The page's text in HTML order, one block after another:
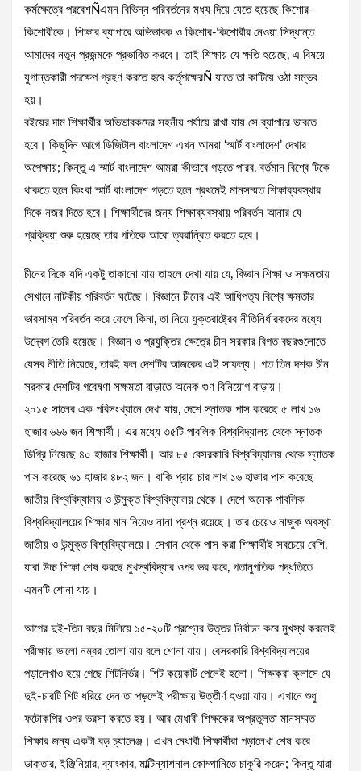
কর্মক্ষেত্রে প্রবেশÑএমন বিভিন্ন পরিবর্তনের মধ্য দিয়ে যেতে হয়েছে কিশোর-
কিশোরীকে। শিক্ষার ব্যাপারে অভিভাবক ও কিশোর-কিশোরীর নেওয়া সিদ্ধান্ত
আমাদের নতুন প্রজন্মকে প্রভাবিত করবে। তাই শিক্ষায় যে ক্ষতি হয়েছে, এ বিষয়ে
যুগান্তকারী পদক্ষেপ গ্রহণ করতে হবে কর্তৃপক্ষেরÑ যাতে তা কাটিয়ে ওঠা সম্ভব
হয়।
বইয়ের দাম শিক্ষার্থীর অভিভাবকদের সহনীয় পর্যায়ে রাখা যায় সে ব্যাপারে ভাবতে
হবে। কিছুদিন আগে ডিজিটাল বাংলাদেশ এখন আমরা ‘স্মার্ট বাংলাদেশ’ দেখার
অপেক্ষায়; কিন্তু এ স্মার্ট বাংলাদেশ আমরা কীভাবে গড়তে পারব, বর্তমান বিশ্বে টিকে
থাকতে হলে কিংবা স্মার্ট বাংলাদেশ গড়তে হলে প্রথমেই মানসম্মত শিক্ষাব্যবস্থার
দিকে নজর দিতে হবে। শিক্ষার্থীদের জন্য শিক্ষাব্যবস্থায় পরিবর্তন আনার যে
প্রক্রিয়া শুরু হয়েছে তার গতিকে আরো ত্বরান্বিত করতে হবে।
চীনের দিকে যদি একটু তাকানো যায় তাহলে দেখা যায় যে, বিজ্ঞান শিক্ষা ও সক্ষমতায়
সেখানে নাটকীয় পরিবর্তন ঘটেছে। বিজ্ঞানে চীনের এই আধিপত্য বিশ্বে ক্ষমতার
ভারসাম্য পরিবর্তন করে ফেলে কিনা, তা নিয়ে যুক্তরাষ্ট্রের নীতিনির্ধারকদের মধ্যে
উদ্বেগ তৈরি হয়েছে। বিজ্ঞান ও প্রযুক্তির ক্ষেত্রে চীন সরকার বিগত বছরগুলোতে
যেসব নীতি নিয়েছে, তারই ফল দেশটির আজকের এই সাফল্য। গত তিন দশক চীন
সরকার দেশটির গবেষণা সক্ষমতা বাড়াতে অনেক গুণ বিনিয়োগ বাড়ায়।
২০১৫ সালের এক পরিসংখ্যানে দেখা যায়, দেশে স্নাতক পাস করেছে ৫ লাখ ১৬
হাজার ৬৬৬ জন শিক্ষার্থী। এর মধ্যে ৩৫টি পাবলিক বিশ্ববিদ্যালয় থেকে স্নাতক
ডিগ্রি নিয়েছে ৪০ হাজার শিক্ষার্থী। আর ৮৫ বেসরকারি বিশ্ববিদ্যালয় থেকে স্নাতক
পাস করেছে ৬১ হাজার ৪৮২ জন। বাকি প্রায় চার লাখ ১৬ হাজার পাস করেছে
জাতীয় বিশ্ববিদ্যালয় ও উন্মুক্ত বিশ্ববিদ্যালয় থেকে। দেশে অনেক পাবলিক
বিশ্ববিদ্যালয়ের শিক্ষার মান নিয়েও নানা প্রশ্ন রয়েছে। তার চেয়েও নাজুক অবস্থা
জাতীয় ও উন্মুক্ত বিশ্ববিদ্যালয়ে। সেখান থেকে পাস করা শিক্ষার্থীই সবচেয়ে বেশি,
যারা উচ্চ শিক্ষা শেষ করছে মুখস্থবিদ্যার ওপর ভর করে, গতানুগতিক পদ্ধতিতে
এমনটি শোনা যায়।
আগের দুই-তিন বছর মিলিয়ে ১৫-২০টি প্রশ্নের উত্তর নির্বাচন করে মুখস্থ করলেই
পরীক্ষায় ভালো নম্বর তোলা যায় বলে শোনা যায়। বেসরকারি বিশ্ববিদ্যালয়ের
পড়ালেখাও হয়ে গেছে শিটনির্ভর। শিট কয়েকটি পেলেই হলো। শিক্ষকরা ক্লাসে যে
দুই-চারটি শিট ধরিয়ে দেন তা পড়লেই পরীক্ষায় উত্তীর্ণ হওয়া যায়। এখানে শুধু
ফটোকপির ওপর ভরসা করতে হয়। আর মেধাবী শিক্ষকের অপ্রতুলতা মানসম্মত
শিক্ষার জন্য একটা বড় চ্যালেঞ্জ। এখন মেধাবী শিক্ষার্থীরা পড়ালেখা শেষ করে
ডাক্তার, ইঞ্জিনিয়ার, ব্যাংকার, মাল্টিন্যাশনাল কোম্পানিতে চাকুরি করেন; কিন্তু যারা